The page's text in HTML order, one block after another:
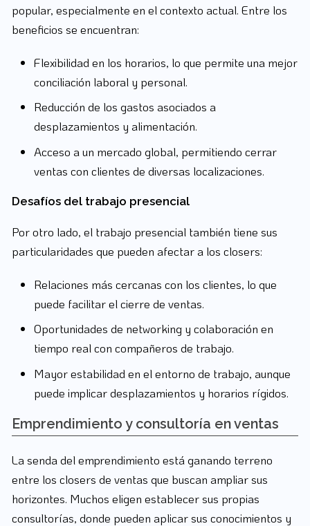
popular, especialmente en el contexto actual. Entre los
beneficios se encuentran:
Flexibilidad en los horarios, lo que permite una mejor
conciliación laboral y personal.
Reducción de los gastos asociados a
desplazamientos y alimentación.
Acceso a un mercado global, permitiendo cerrar
ventas con clientes de diversas localizaciones.
Desafíos del trabajo presencial
Por otro lado, el trabajo presencial también tiene sus
particularidades que pueden afectar a los closers:
Relaciones más cercanas con los clientes, lo que
puede facilitar el cierre de ventas.
Oportunidades de networking y colaboración en
tiempo real con compañeros de trabajo.
Mayor estabilidad en el entorno de trabajo, aunque
puede implicar desplazamientos y horarios rígidos.
Emprendimiento y consultoría en ventas
La senda del emprendimiento está ganando terreno
entre los closers de ventas que buscan ampliar sus
horizontes. Muchos eligen establecer sus propias
consultorías, donde pueden aplicar sus conocimientos y